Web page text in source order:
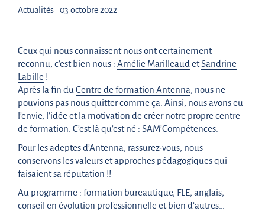
Actualités 03 octobre 2022
Ceux qui nous connaissent nous ont certainement
reconnu, c’est bien nous : Amélie MarilleaudetSandrine
Labille !
Après la fin duCentre de formation Antenna, nous ne
pouvions pas nous quitter comme ça. Ainsi, nous avons eu
l’envie, l’idée et la motivation de créer notre propre centre
de formation. C’est là qu’est né : SAM’Compétences.
Pour les adeptes d’Antenna, rassurez-vous, nous
conservons les valeurs et approches pédagogiques qui
faisaient sa réputation !!
Au programme : formation bureautique, FLE, anglais,
conseil en évolution professionnelle et bien d’autres…